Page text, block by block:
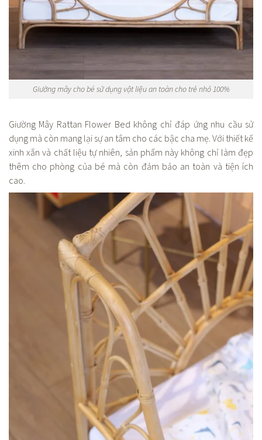
Giường mây cho bé sử dụng vật liệu an toàn cho trẻ nhỏ 100%
Giường Mây Rattan Flower Bed không chỉ đáp ứng nhu cầu sử
dụng mà còn mang lại sự an tâm cho các bậc cha mẹ. Với thiết kế
xinh xắn và chất liệu tự nhiên, sản phẩm này không chỉ làm đẹp
thêm cho phòng của bé mà còn đảm bảo an toàn và tiện ích
cao.